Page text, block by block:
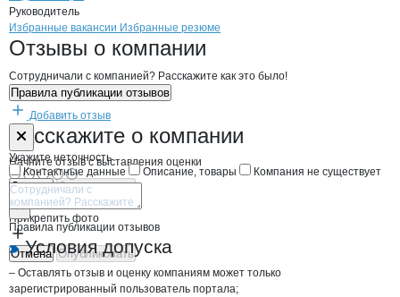
Руководитель
Брендыкомпани GRENT
Вакансии вGRENT
Избранные вакансии Избранные резюме
Новости oGRENT, ООО
Отзывы о компании
Сотрудничали с компанией? Расскажите как это было!
Правила публикации отзывов
Добавить отзыв
Расскажите о компании
Начните отзыв с выставления оценки
Прикрепить фото
Отмена Опубликовать
Форма обратной связи о неточностях
Укажите неточность
Контактные данные
Описание, товары Компания не существует
Отмена Опубликовать
Правила публикации отзывов
Условия допуска
– Оставлять отзыв и оценку компаниям может только
зарегистрированный пользователь портала;